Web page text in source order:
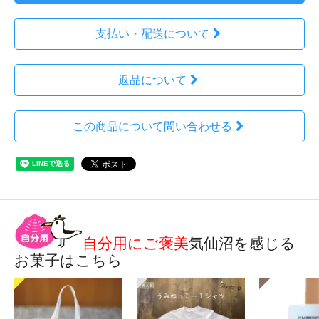
支払い・配送について
返品について
この商品について問い合わせる
自分用にご褒美気仙沼を感じる
お菓子はこちら